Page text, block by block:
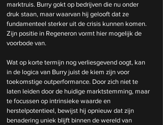
marktruis. Burry gokt op bedrijven die nu onder
druk staan, maar waarvan hij gelooft dat ze
fundamenteel sterker uit de crisis kunnen komen.
Zijn positie in Regeneron vormt hier mogelijk de
voorbode van.
Wat op korte termijn nog verliesgevend oogt, kan
in de logica van Burry juist de kiem zijn voor
toekomstige outperformance. Door zich niet te
laten leiden door de huidige marktstemming, maar
te focussen op intrinsieke waarde en
herstelpotentieel, bewijst hij opnieuw dat zijn
benadering uniek blijft binnen de wereld van